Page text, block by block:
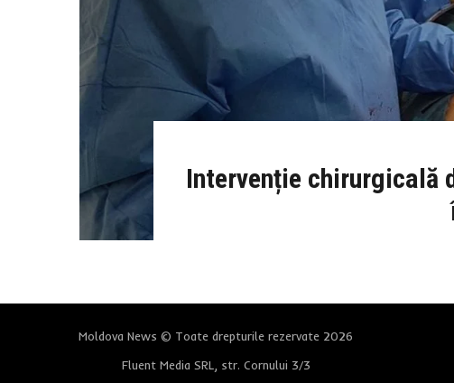
Intervenție chirurgicală
Moldova News © Toate drepturile rezervate 2026
Fluent Media SRL, str. Cornului 3/3